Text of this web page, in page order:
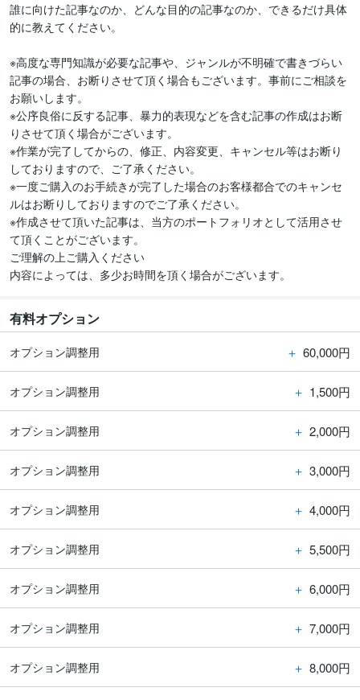
誰に向けた記事なのか、どんな目的の記事なのか、できるだけ具体
的に教えてください。
※高度な専門知識が必要な記事や、ジャンルが不明確で書きづらい
記事の場合、お断りさせて頂く場合もございます。事前にご相談を
お願いします。
※公序良俗に反する記事、暴力的表現などを含む記事の作成はお断
りさせて頂く場合がございます。
※作業が完了してからの、修正、内容変更、キャンセル等はお断り
しておりますので、ご了承ください。
※一度ご購入のお手続きが完了した場合のお客様都合でのキャンセ
ルはお断りしておりますのでご了承ください。
※作成させて頂いた記事は、当方のポートフォリオとして活用させ
て頂くことがございます。
ご理解の上ご購入ください
内容によっては、多少お時間を頂く場合がございます。
有料オプション
オプション調整用 ＋ 60,000円
オプション調整用 ＋ 1,500円
オプション調整用 ＋ 2,000円
オプション調整用 ＋ 3,000円
オプション調整用 ＋ 4,000円
オプション調整用 ＋ 5,500円
オプション調整用 ＋ 6,000円
オプション調整用 ＋ 7,000円
オプション調整用 ＋ 8,000円